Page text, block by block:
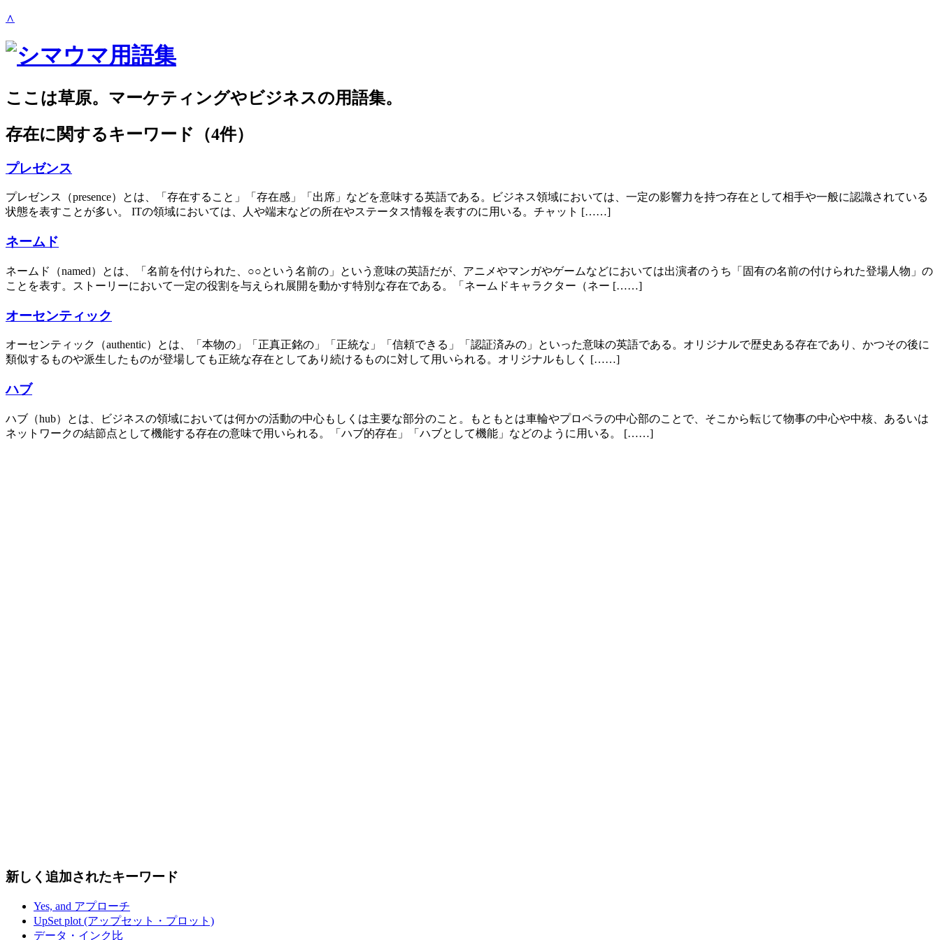
∧
ここは草原。マーケティングやビジネスの用語集。
存在に関するキーワード（4件）
プレゼンス
プレゼンス（presence）とは、「存在すること」「存在感」「出席」などを意味する英語である。ビジネス領域においては、一定の影響力を持つ存在として相手や一般に認識されている
状態を表すことが多い。 ITの領域においては、人や端末などの所在やステータス情報を表すのに用いる。チャット [……]
ネームド
ネームド（named）とは、「名前を付けられた、○○という名前の」という意味の英語だが、アニメやマンガやゲームなどにおいては出演者のうち「固有の名前の付けられた登場人物」の
ことを表す。ストーリーにおいて一定の役割を与えられ展開を動かす特別な存在である。「ネームドキャラクター（ネー [……]
オーセンティック
オーセンティック（authentic）とは、「本物の」「正真正銘の」「正統な」「信頼できる」「認証済みの」といった意味の英語である。オリジナルで歴史ある存在であり、かつその後に
類似するものや派生したものが登場しても正統な存在としてあり続けるものに対して用いられる。オリジナルもしく [……]
ハブ
ハブ（hub）とは、ビジネスの領域においては何かの活動の中心もしくは主要な部分のこと。もともとは車輪やプロペラの中心部のことで、そこから転じて物事の中心や中核、あるいは
ネットワークの結節点として機能する存在の意味で用いられる。「ハブ的存在」「ハブとして機能」などのように用いる。 [……]
新しく追加されたキーワード
Yes, and アプローチ
UpSet plot (アップセット・プロット)
データ・インク比